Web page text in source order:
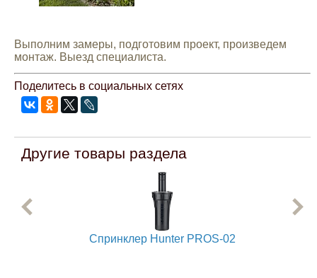
Выполним замеры, подготовим проект, произведем
монтаж. Выезд специалиста.
Поделитесь в социальных сетях
Другие товары раздела
Спринклер Hunter PROS-02
Renault
Suzuki
Toyota
УАЗ